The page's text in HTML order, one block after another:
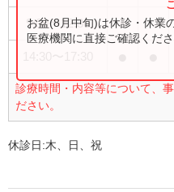
9:00〜12:30
診療時間・内容等について、
ださい。
お盆(8月中旬)は休診・休業
医療機関に直接ご確認くださ
休診日:木、日、祝